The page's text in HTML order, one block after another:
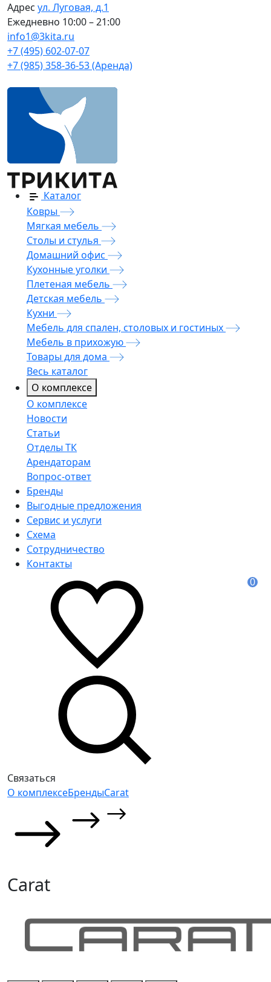
Адрес ул. Луговая, д.1
Ежедневно 10:00 – 21:00
info1@3kita.ru
+7 (495) 602-07-07
+7 (985) 358-36-53 (Аренда)
Каталог
Ковры
Мягкая мебель
Столы и стулья
Домашний офис
Кухонные уголки
Плетеная мебель
Детская мебель
Кухни
Мебель для спален, столовых и гостиных
Мебель в прихожую
Товары для дома
Весь каталог
О комплексе
О комплексе
Новости
Статьи
Отделы ТК
Арендаторам
Вопрос-ответ
Бренды
Выгодные предложения
Сервис и услуги
Схема
Сотрудничество
Контакты
0
Связаться
О комплексеБрендыCarat
Carat